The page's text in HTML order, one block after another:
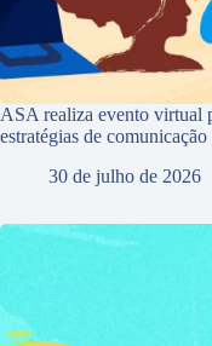
ASA realiza evento virtual
estratégias de
30 de julho de 2026